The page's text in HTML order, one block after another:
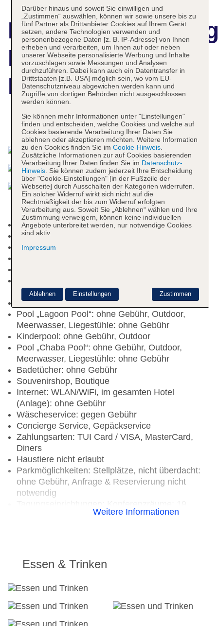
Dusit Thani
Pattaya
Das bietet Ihre Unterkunft
Check-in Zeit ab 15:00 Uhr
Check-out Zeit bis 12:00 Uhr
Rezeption: täglich, Sprachen: englisch
Sonnenterrasse
Pools: 3
Pool „Lagoon Pool“: ohne Gebühr, Outdoor,
Meerwasser, Liegestühle: ohne Gebühr
Kinderpool: ohne Gebühr, Outdoor
Pool „Chaba Pool“: ohne Gebühr, Outdoor,
Meerwasser, Liegestühle: ohne Gebühr
Badetücher: ohne Gebühr
Souvenirshop, Boutique
Internet: WLAN/WiFi, im gesamten Hotel
(Anlage): ohne Gebühr
Wäscheservice: gegen Gebühr
Concierge Service, Gepäckservice
Zahlungsarten: TUI Card / VISA, MasterCard,
Diners
Haustiere nicht erlaubt
Parkmöglichkeiten: Stellplätze, nicht überdacht:
ohne Gebühr, Anfrage & Reservierung nicht
notwendig
klimatisierte Tagungsräume, Tageslicht,
Landeskategorie: 5 Sterne
Weitere Informationen
Essen & Trinken
Darüber hinaus und soweit Sie einwilligen und
„Zustimmen“ auswählen, können wir sowie unsere bis zu
fünf Partner als Drittanbieter Cookies auf Ihrem Gerät
setzen, andere Technologien verwenden und
personenbezogene Daten [z. B. IP-Adresse] von Ihnen
erheben und verarbeiten, um Ihnen auf oder neben
unserer Webseite personalisierte Werbung und Inhalte
vorzuschlagen sowie Messungen und Analysen
durchzuführen. Dabei kann auch ein Datentransfer in
Drittstaaten [z.B. USA] möglich sein, wo vom EU-
Datenschutzniveau abgewichen werden kann und
Zugriffe von dortigen Behörden nicht ausgeschlossen
werden können.
Sie können mehr Informationen unter "Einstellungen"
finden und entscheiden, welche Cookies und welche auf
Cookies basierende Verarbeitung Ihrer Daten Sie
ablehnen oder akzeptieren möchten. Weitere Information
zu den Cookies finden Sie im Cookie-Hinweis.
Zusätzliche Informationen zur auf Cookies basierenden
Verarbeitung Ihrer Daten finden Sie im Datenschutz-
Hinweis. Sie können zudem jederzeit Ihre Entscheidung
über "Cookie-Einstellungen" [in der Fußzeile der
Webseite] durch Ausschalten der Kategorien widerrufen.
Ein solcher Widerruf wirkt sich nicht auf die
Rechtmäßigkeit der bis zum Widerruf erfolgten
Verarbeitung aus. Soweit Sie „Ablehnen“ wählen und Ihre
Zustimmung verweigern, können keine individuellen
Angebote unterbreitet werden, nur notwendige Cookies
sind aktiv.
Impressum
Zustimmen
Ablehnen Einstellungen